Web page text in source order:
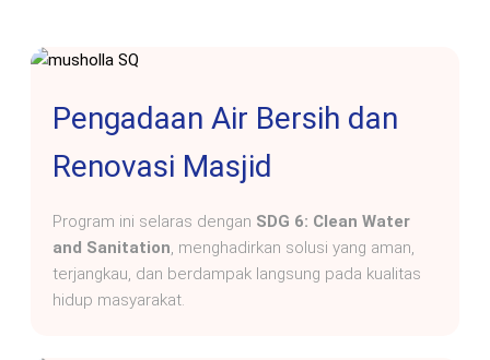
Pengadaan Air Bersih dan
Renovasi Masjid
Program ini selaras dengan SDG 6: Clean Water
and Sanitation, menghadirkan solusi yang aman,
terjangkau, dan berdampak langsung pada kualitas
hidup masyarakat.